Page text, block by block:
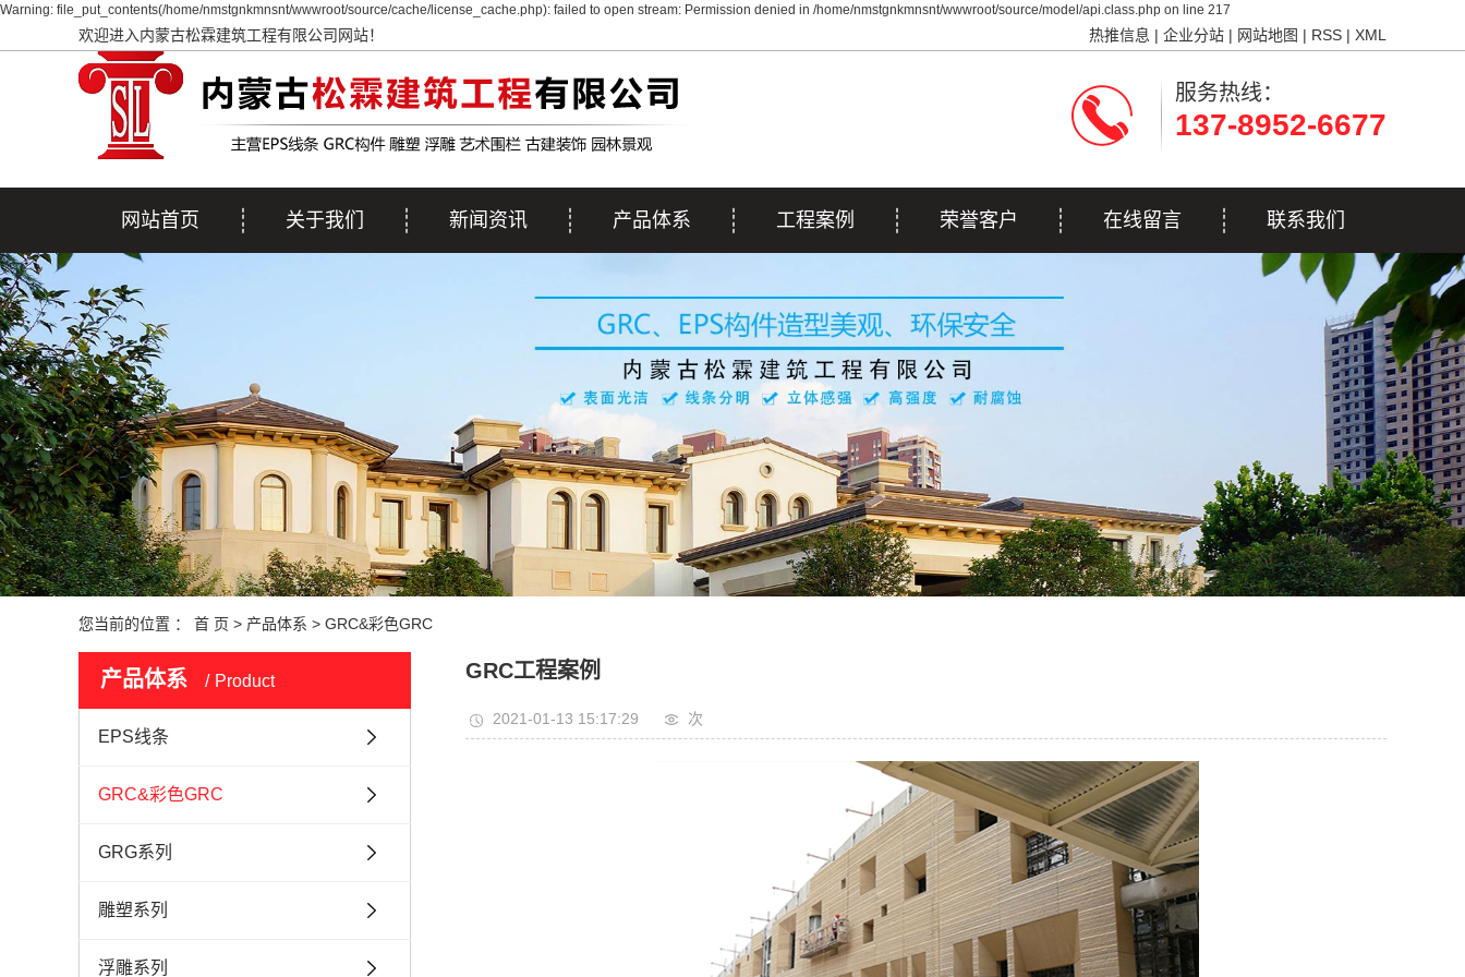
Warning: file_put_contents(/home/nmstgnkmnsnt/wwwroot/source/cache/license_cache.php): failed to open stream: Permission denied in /home/nmstgnkmnsnt/wwwroot/source/model/api.class.php on line 217
欢迎进入内蒙古松霖建筑工程有限公司网站！ 热推信息 | 企业分站 | 网站地图 | RSS | XML
服务热线：
137-8952-6677
网站首页 关于我们 新闻资讯 产品体系
GRC&彩色GRC
GRG系列
雕塑系列
浮雕系列
艺术围栏
古建装饰
园林景观
工程案例
施工案例
荣誉客户 在线留言 联系我们
联系我们
您当前的位置 ： 首 页 > 产品体系 > GRC&彩色GRC
产品体系 Product
EPS线条
GRC&彩色GRC
GRG系列
雕塑系列
浮雕系列
GRC工程案例
2021-01-13 15:17:29 次